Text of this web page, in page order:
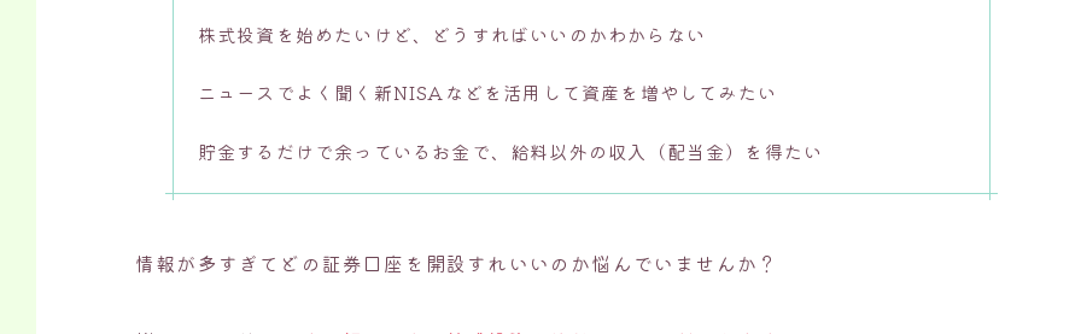
株式投資を始めたいけど、どうすればいいのかわからない
ニュースでよく聞く新NISAなどを活用して資産を増やしてみたい
貯金するだけで余っているお金で、給料以外の収入（配当金）を得たい
情報が多すぎてどの証券口座を開設すれいいのか悩んでいませんか？